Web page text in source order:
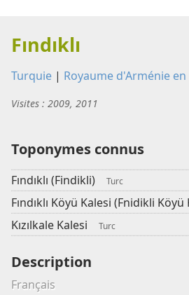
Fındıklı
Turquie | Royaume d'Arménie en
Visites : 2009, 2011
Toponymes connus
Fındıklı (Findikli) Turc
Fındıklı Köyü Kalesi (Fnidikli Köyü
Kızılkale Kalesi Turc
Description
Français